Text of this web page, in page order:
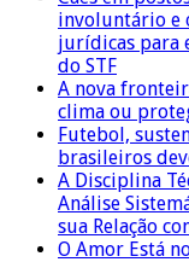
involuntário e
jurídicas para
do STF
A nova
clima ou
Futebol,
brasileiros
A Disciplina
Análise
sua Relação
O Amor Está